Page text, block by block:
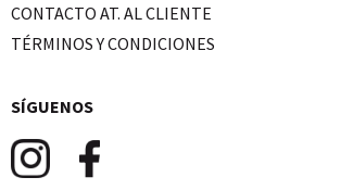
CONTACTO AT. AL CLIENTE
TÉRMINOS Y CONDICIONES
SÍGUENOS